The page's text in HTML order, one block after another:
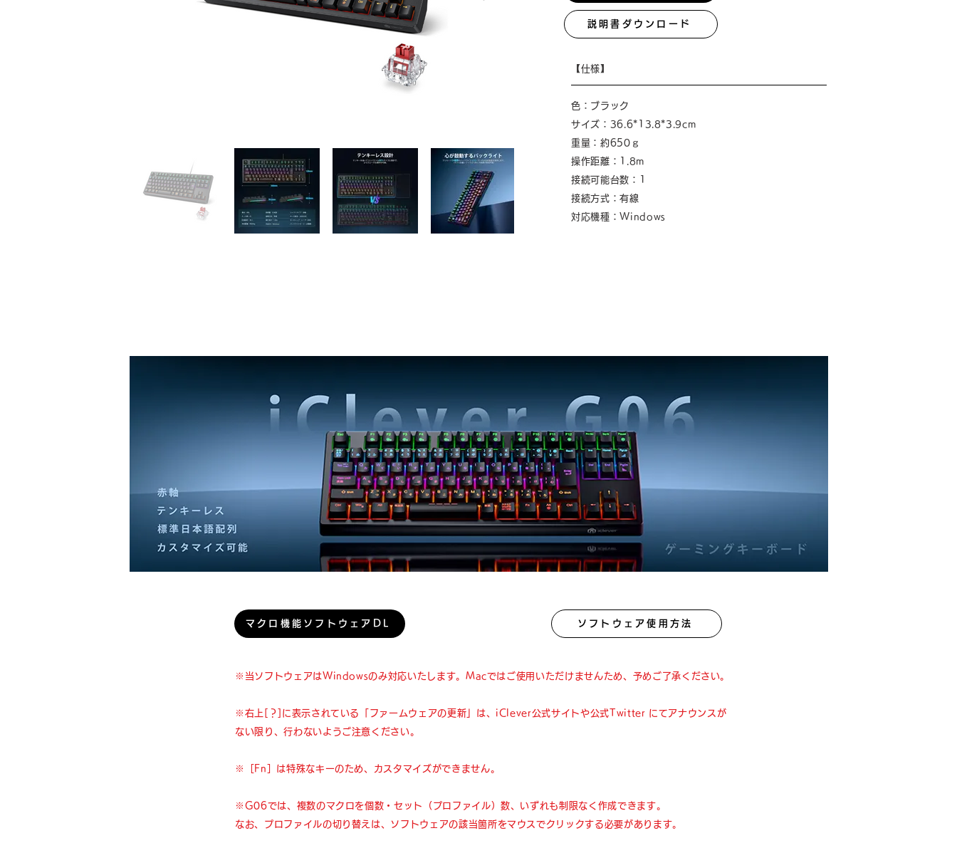
説明書ダウンロード
【仕様】
色：ブラック
サイズ：36.6*13.8*3.9cm
重量：約650ｇ
操作距離：1.8m
接続可能台数：1
接続方式：有線
対応機種：Windows
マクロ機能ソフトウェアDL ソフトウェア使用方法
※当ソフトウェアはWindowsのみ対応いたします。Macではご使用いただけませんため、予めご了承ください。
※右上[？]に表示されている「ファームウェアの更新」は、iClever公式サイトや公式Twitter にてアナウンスが
ない限り、行わないようご注意ください。
※［Fn］は特殊なキーのため、カスタマイズができません。
※G06では、複数のマクロを個数・セット（プロファイル）数、いずれも制限なく作成できます。
なお、プロファイルの切り替えは、ソフトウェアの該当箇所をマウスでクリックする必要があります。